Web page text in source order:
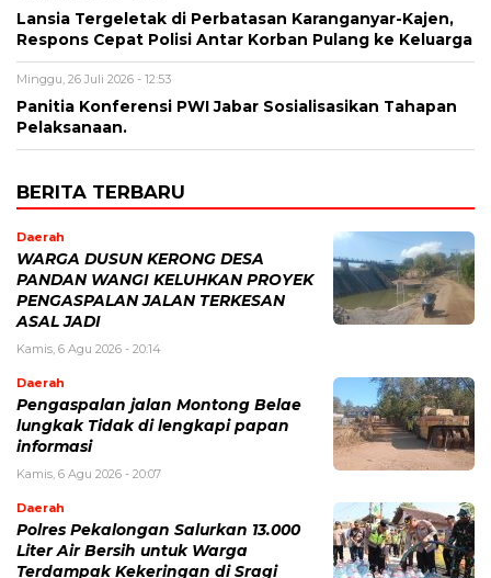
Lansia Tergeletak di Perbatasan Karanganyar-Kajen,
Respons Cepat Polisi Antar Korban Pulang ke Keluarga
Minggu, 26 Juli 2026 - 12:53
Panitia Konferensi PWI Jabar Sosialisasikan Tahapan
Pelaksanaan.
BERITA TERBARU
Daerah
WARGA DUSUN KERONG DESA
PANDAN WANGI KELUHKAN PROYEK
PENGASPALAN JALAN TERKESAN
ASAL JADI
Kamis, 6 Agu 2026 - 20:14
Daerah
Pengaspalan jalan Montong Belae
lungkak Tidak di lengkapi papan
informasi
Kamis, 6 Agu 2026 - 20:07
Daerah
Polres Pekalongan Salurkan 13.000
Liter Air Bersih untuk Warga
Terdampak Kekeringan di Sragi